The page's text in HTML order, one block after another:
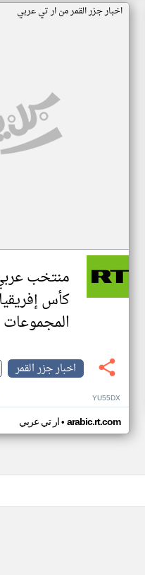
اخبار جزر القمر من ار تي عربي
منتخب
المجموعات
اخبار جزر القمر
YU55DX
ار تي عربي• arabic.rt.com